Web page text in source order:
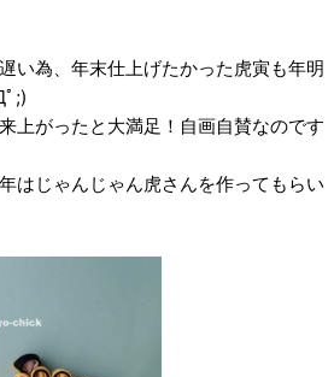
い為、年末仕上げたかった虎寅も年明
;)
上がったと大満足！自画自賛なのです
はじゃんじゃん虎さんを作ってもらい